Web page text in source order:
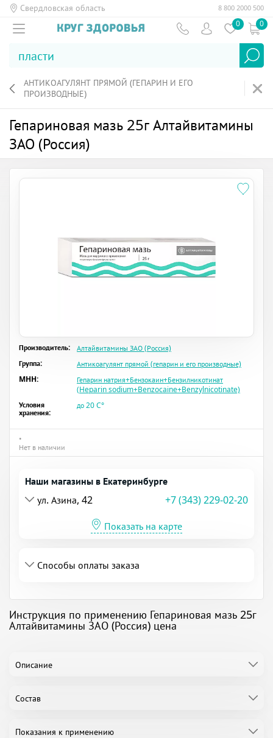
Свердловская область 8 800 2000 500
0 0
АНТИКОАГУЛЯНТ ПРЯМОЙ (ГЕПАРИН И ЕГО
ПРОИЗВОДНЫЕ)
Гепариновая мазь 25г Алтайвитамины
ЗАО (Россия)
Производитель:
Алтайвитамины ЗАО (Россия)
Группа:
Антикоагулянт прямой (гепарин и его производные)
MHH:
Гепарин натрия+Бензокаин+Бензилникотинат
(Heparin sodium+Benzocaine+Benzylnicotinate)
Условия
хранения:
до 20 C°
•
Нет в наличии
Наши магазины в Екатеринбурге
ул. Азина, 42
+7 (343) 229-02-20
Показать на карте
Способы оплаты заказа
Инструкция по применению Гепариновая мазь 25г
Алтайвитамины ЗАО (Россия) цена
Описание
Состав
Показания к применению